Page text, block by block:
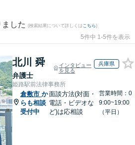
した (検索結果について詳しくは こちら)
5件中 1-5件を表示
北川 舜
弁護士
インタビュー
を見る
兵庫県
姫路駅前法律事務所
倉敷市 か
らも相談
受付中
面談方法(対面・
電話・ビデオな
ど)は応相談
営業時間：0
9:00~19:00
（平日）